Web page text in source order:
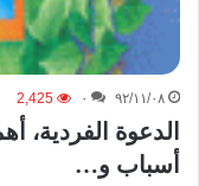
۹۲/۱۱/۰۸ ۰ 2,425
الدعوة الفردية،
أسباب و…